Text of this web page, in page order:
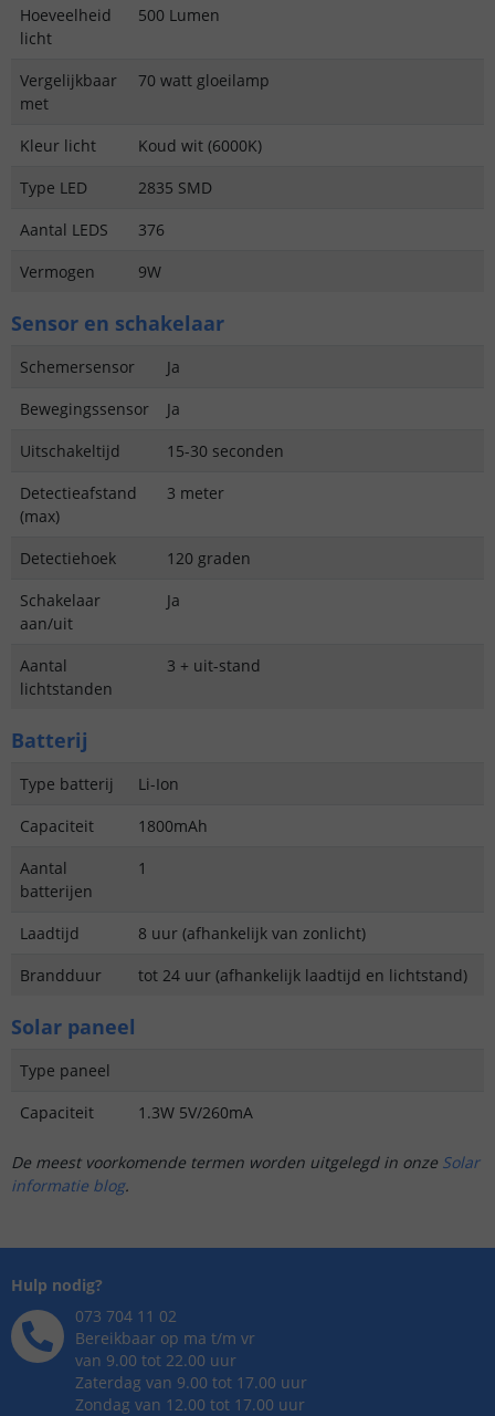
Hoeveelheid
licht
500 Lumen
Vergelijkbaar
met
70 watt gloeilamp
Kleur licht
Koud wit (6000K)
Type LED
2835 SMD
Aantal LEDS
376
Vermogen
9W
Sensor en schakelaar
Schemersensor
Ja
Bewegingssensor
Ja
Uitschakeltijd
15-30 seconden
Detectieafstand
(max)
3 meter
Detectiehoek
120 graden
Schakelaar
aan/uit
Ja
Aantal
lichtstanden
3 + uit-stand
Batterij
Type batterij
Li-Ion
Capaciteit
1800mAh
Aantal
batterijen
1
Laadtijd
8 uur (afhankelijk van zonlicht)
Brandduur
tot 24 uur (afhankelijk laadtijd en lichtstand)
Solar paneel
Type paneel
Capaciteit
1.3W 5V/260mA
De meest voorkomende termen worden uitgelegd in onze Solar
informatie blog.
Hulp nodig?
073 704 11 02
Bereikbaar op ma t/m vr
van 9.00 tot 22.00 uur
Zaterdag van 9.00 tot 17.00 uur
Zondag van 12.00 tot 17.00 uur